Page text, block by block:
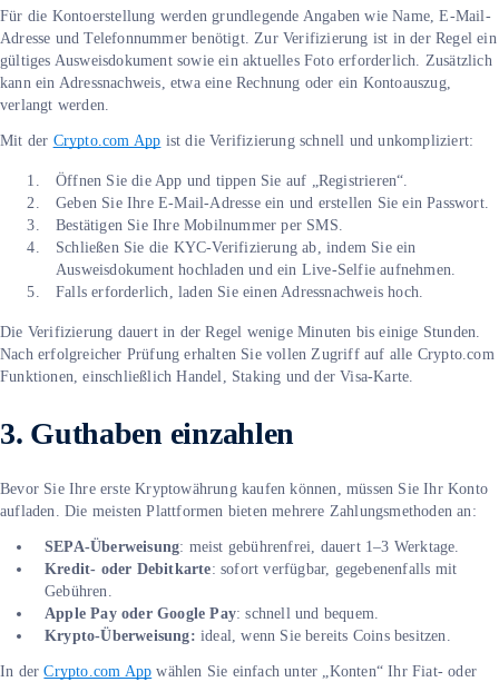
Für die Kontoerstellung werden grundlegende Angaben wie Name, E-Mail-
Adresse und Telefonnummer benötigt. Zur Verifizierung ist in der Regel ein
gültiges Ausweisdokument sowie ein aktuelles Foto erforderlich. Zusätzlich
kann ein Adressnachweis, etwa eine Rechnung oder ein Kontoauszug,
verlangt werden.
Mit der Crypto.com App ist die Verifizierung schnell und unkompliziert:
Öffnen Sie die App und tippen Sie auf „Registrieren“.
Geben Sie Ihre E-Mail-Adresse ein und erstellen Sie ein Passwort.
Bestätigen Sie Ihre Mobilnummer per SMS.
Schließen Sie die KYC-Verifizierung ab, indem Sie ein
Ausweisdokument hochladen und ein Live-Selfie aufnehmen.
Falls erforderlich, laden Sie einen Adressnachweis hoch.
Die Verifizierung dauert in der Regel wenige Minuten bis einige Stunden.
Nach erfolgreicher Prüfung erhalten Sie vollen Zugriff auf alle Crypto.com
Funktionen, einschließlich Handel, Staking und der Visa-Karte.
3. Guthaben einzahlen
Bevor Sie Ihre erste Kryptowährung kaufen können, müssen Sie Ihr Konto
aufladen. Die meisten Plattformen bieten mehrere Zahlungsmethoden an:
SEPA-Überweisung: meist gebührenfrei, dauert 1–3 Werktage.
Kredit- oder Debitkarte: sofort verfügbar, gegebenenfalls mit
Gebühren.
Apple Pay oder Google Pay: schnell und bequem.
Krypto-Überweisung: ideal, wenn Sie bereits Coins besitzen.
In derCrypto.com App wählen Sie einfach unter „Konten“ Ihr Fiat- oder